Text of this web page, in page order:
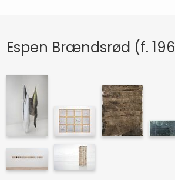
Espen Brændsrød (f.